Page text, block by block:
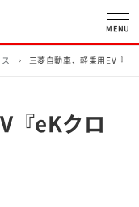
MENU
三菱自動車、軽乗用EV『
『eKクロ